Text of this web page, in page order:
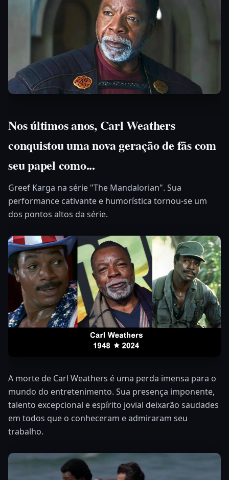
Nos últimos anos, Carl Weathers
conquistou uma nova geração de fãs com
seu papel como...
Greef Karga na série "The Mandalorian". Sua
performance cativante e humorística tornou-se um
dos pontos altos da série.
A morte de Carl Weathers é uma perda imensa para o
mundo do entretenimento. Sua presença imponente,
talento excepcional e espírito jovial deixarão saudades
em todos que o conheceram e admiraram seu
trabalho.